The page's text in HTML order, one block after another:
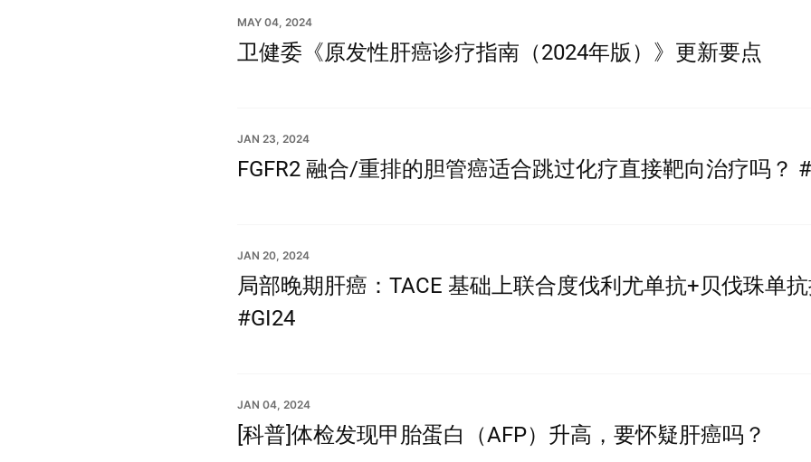
MAY 04, 2024
卫健委《原发性肝癌诊疗指南（2024年版）》更新要点
JAN 23, 2024
FGFR2 融合/重排的胆管癌适合跳过化疗直接靶向治疗吗？
JAN 20, 2024
局部晚期肝癌：TACE 基础上联合度伐利尤单抗+贝伐珠单
#GI24
JAN 04, 2024
[科普]体检发现甲胎蛋白（AFP）升高，要怀疑肝癌吗？